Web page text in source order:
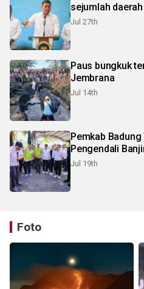
sejumlah
Jul 27th
Paus bungkuk
Jembrana
Jul 14th
Pemkab
Pengendali
Jul 19th
Foto